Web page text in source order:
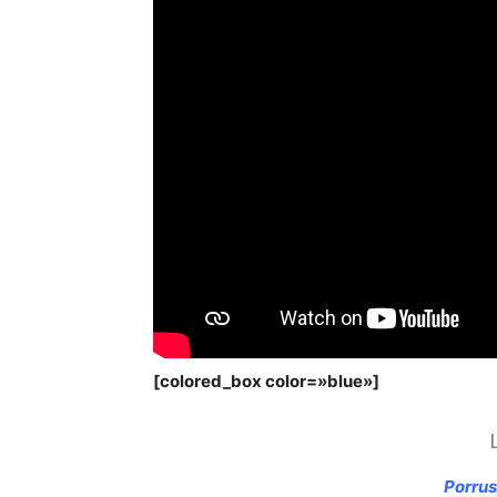
[colored_box color=»blue»]